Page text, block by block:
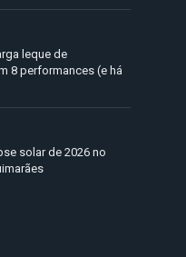
leque de
8 performances (e há
solar de 2026 no